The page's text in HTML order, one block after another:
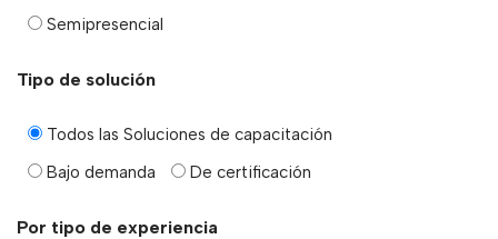
Semipresencial
Tipo de solución
Todos las Soluciones de capacitación
Bajo demanda
De certificación
Por tipo de experiencia